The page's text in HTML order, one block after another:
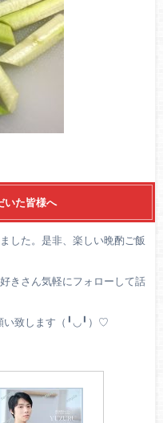
いた皆様へ
した。是非、楽しい晩酌ご飯
きさん気軽にフォローして話
い致します（╹◡╹）♡